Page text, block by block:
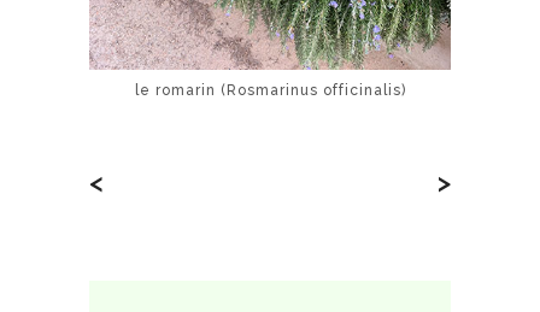
le romarin (Rosmarinus officinalis)
< >